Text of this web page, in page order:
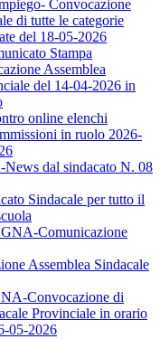
Convocazione
di tutte le categorie
del 18-05-2026
Stampa
Assemblea
del 14-04-2026 in
online elenchi
in ruolo 2026-
dal sindacato N. 08
Sindacale per tutto il
Comunicazione
Assemblea Sindacale
Convocazione di
Provinciale in orario
05-2026